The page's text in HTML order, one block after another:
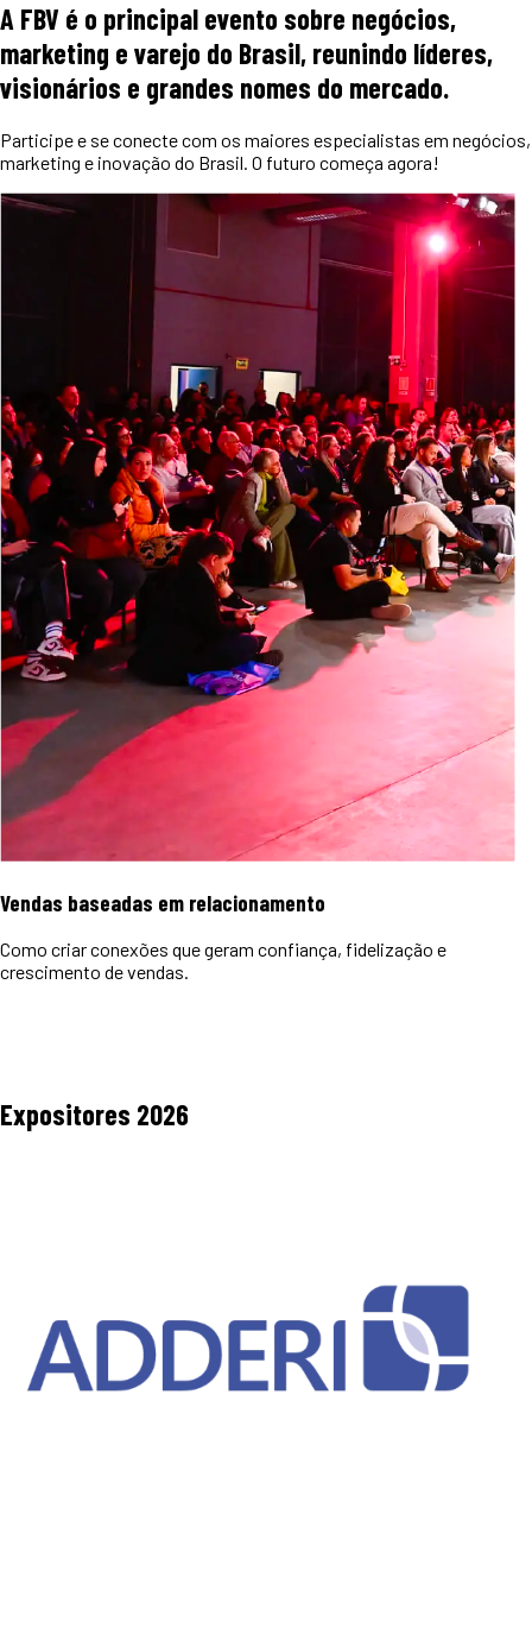
A FBV é o principal evento sobre negócios,
marketing e varejo do Brasil, reunindo líderes,
visionários e grandes nomes do mercado.
Participe e se conecte com os maiores especialistas em negócios,
marketing e inovação do Brasil. O futuro começa agora!
Vendas baseadas em relacionamento
Como criar conexões que geram confiança, fidelização e
crescimento de vendas.
Expositores 2026